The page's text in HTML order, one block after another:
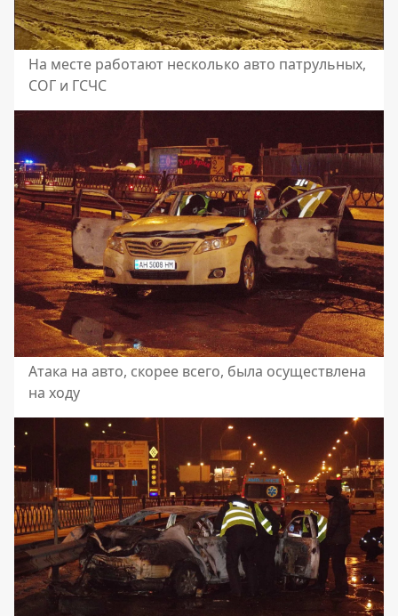
На месте работают несколько авто патрульных,
СОГ и ГСЧС
Атака на авто, скорее всего, была осуществлена
на ходу